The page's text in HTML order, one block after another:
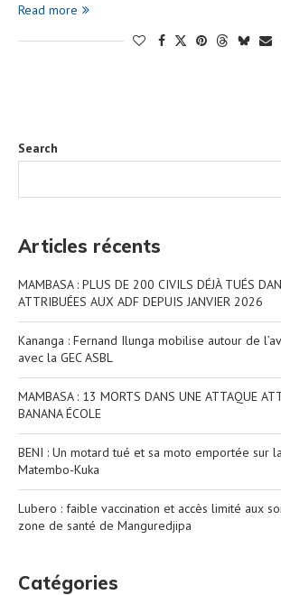
Read more
Search
Articles récents
MAMBASA : PLUS DE 200 CIVILS DÉJÀ TUÉS
ATTRIBUÉES AUX ADF DEPUIS JANVIER 2026
Kananga : Fernand Ilunga mobilise autour de
avec la GEC ASBL
MAMBASA : 13 MORTS DANS UNE ATTAQUE
BANANA ÉCOLE
BENI : Un motard tué et sa moto emportée sur
Matembo-Kuka
Lubero : faible vaccination et accès limité aux
zone de santé de Manguredjipa
Catégories